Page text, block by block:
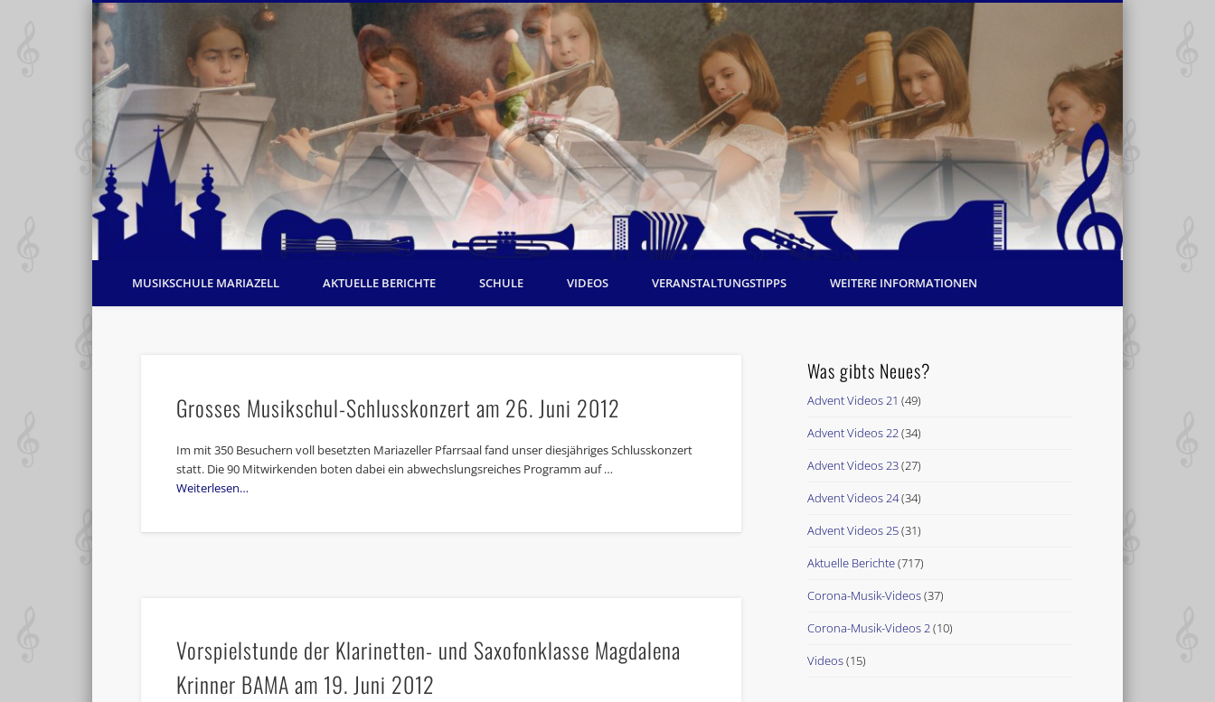
MUSIKSCHULE MARIAZELL AKTUELLE BERICHTE SCHULE VIDEOS VERANSTALTUNGSTIPPS WEITERE INFORMATIONEN
Grosses Musikschul-Schlusskonzert am 26. Juni 2012
Im mit 350 Besuchern voll besetzten Mariazeller Pfarrsaal fand unser diesjähriges Schlusskonzert
statt. Die 90 Mitwirkenden boten dabei ein abwechslungsreiches Programm auf …
Weiterlesen…
Vorspielstunde der Klarinetten- und Saxofonklasse Magdalena
Krinner BAMA am 19. Juni 2012
Was gibts Neues?
Advent Videos 21 (49)
Advent Videos 22(34)
Advent Videos 23(27)
Advent Videos 24(34)
Advent Videos 25(31)
Aktuelle Berichte(717)
Corona-Musik-Videos(37)
Corona-Musik-Videos 2(10)
Videos(15)